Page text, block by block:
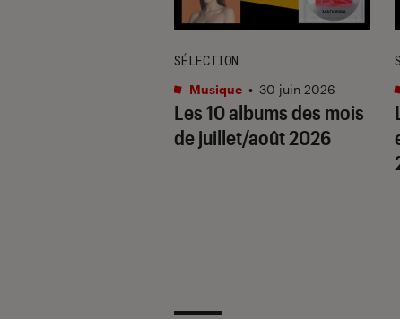
Les 10 albums des mois
de juillet/août 2026
SÉLECTION
Musique • 30 juin 2026